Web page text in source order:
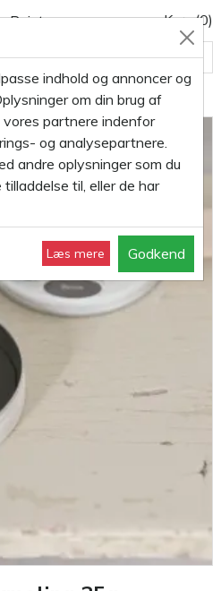
Paint Kurv(0)
Alle varegrupper
voks til kalkmaling 35g
indhold og annoncer og
om din brug af
partnere indenfor
og analysepartnere.
andre oplysninger som du
til, eller de har
Læs mere Godkend